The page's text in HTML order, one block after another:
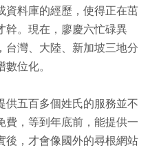
資料庫的經歷，使得正在茁
幹。現在，廖慶六忙碌異
台灣、大陸、新加坡三地分
位化。
供五百多個姓氏的服務並不
費，等到年底前，能提供一
後，才會像國外的尋根網站